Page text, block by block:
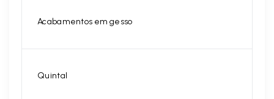
Acabamentos em gesso
Quintal